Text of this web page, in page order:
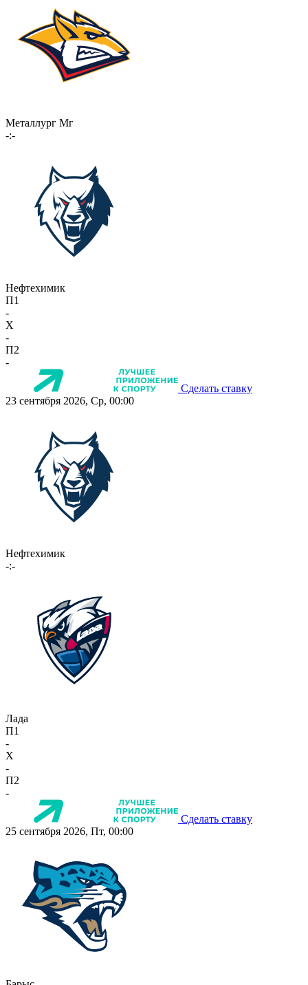
Металлург Мг
-:-
Нефтехимик
П1
-
X
-
П2
-
Сделать ставку
23 сентября 2026, Ср, 00:00
Нефтехимик
-:-
Лада
П1
-
X
-
П2
-
Сделать ставку
25 сентября 2026, Пт, 00:00